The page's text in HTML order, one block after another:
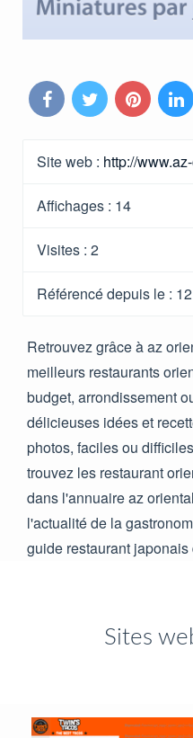
Site web : http://
Affichages : 14
Visites : 2
Référencé depuis le :
Retrouvez grâce à az
meilleurs restaurants
budget, arrondissement
délicieuses idées et
photos, faciles ou
trouvez les restaurant
dans l'annuaire az
l'actualité de la
guide restaurant
Sites